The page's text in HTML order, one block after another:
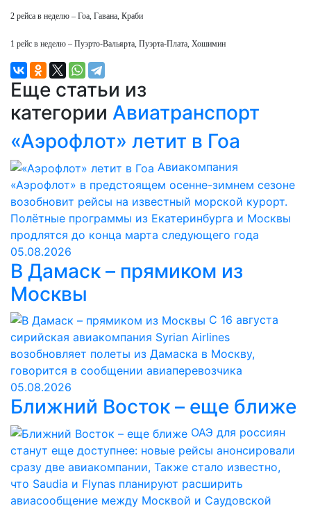
2 рейса в неделю – Гоа, Гавана, Краби
1 рейс в неделю – Пуэрто-Вальярта, Пуэрта-Плата, Хошимин
Еще статьи из
категории Авиатранспорт
«Аэрофлот» летит в Гоа
Авиакомпания
«Аэрофлот» в предстоящем осенне-зимнем сезоне
возобновит рейсы на известный морской курорт.
Полётные программы из Екатеринбурга и Москвы
продлятся до конца марта следующего года
05.08.2026
В Дамаск – прямиком из
Москвы
С 16 августа
сирийская авиакомпания Syrian Airlines
возобновляет полеты из Дамаска в Москву,
говорится в сообщении авиаперевозчика
05.08.2026
Ближний Восток – еще ближе
ОАЭ для россиян
станут еще доступнее: новые рейсы анонсировали
сразу две авиакомпании, Также стало известно,
что Saudia и Flynas планируют расширить
авиасообщение между Москвой и Саудовской